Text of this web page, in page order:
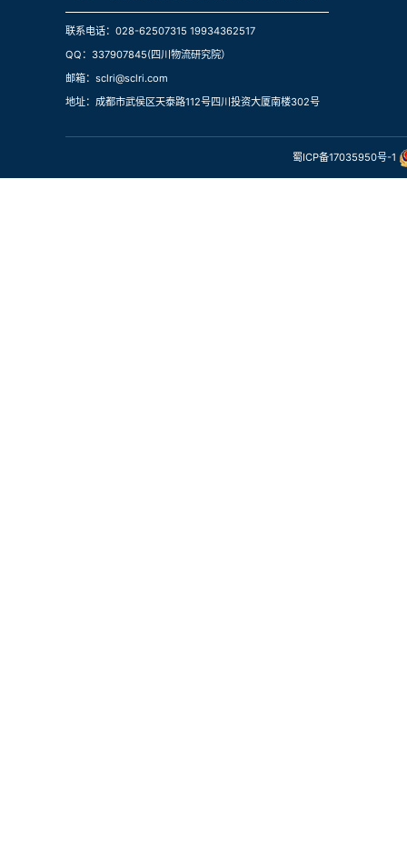
联系电话：028-62507315 19934362517
QQ：337907845(四川物流研究院）
邮箱：sclri@sclri.com
地址：成都市武侯区天泰路112号四川投资大厦南楼302号
蜀ICP备17035950号-1